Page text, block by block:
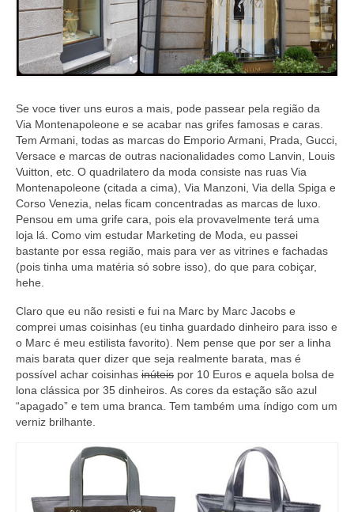
Se voce tiver uns euros a mais, pode passear pela região da
Via Montenapoleone e se acabar nas grifes famosas e caras.
Tem Armani, todas as marcas do Emporio Armani, Prada, Gucci,
Versace e marcas de outras nacionalidades como Lanvin, Louis
Vuitton, etc. O quadrilatero da moda consiste nas ruas Via
Montenapoleone (citada a cima), Via Manzoni, Via della Spiga e
Corso Venezia, nelas ficam concentradas as marcas de luxo.
Pensou em uma grife cara, pois ela provavelmente terá uma
loja lá. Como vim estudar Marketing de Moda, eu passei
bastante por essa região, mais para ver as vitrines e fachadas
(pois tinha uma matéria só sobre isso), do que para cobiçar,
hehe.
Claro que eu não resisti e fui na Marc by Marc Jacobs e
comprei umas coisinhas (eu tinha guardado dinheiro para isso e
o Marc é meu estilista favorito). Nem pense que por ser a linha
mais barata quer dizer que seja realmente barata, mas é
possível achar coisinhas inúteis por 10 Euros e aquela bolsa de
lona clássica por 35 dinheiros. As cores da estação são azul
“apagado” e tem uma branca. Tem também uma índigo com um
verniz brilhante.